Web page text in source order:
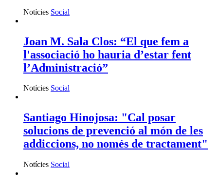
Notícies Social
Joan M. Sala Clos: “El que fem a
l'associació ho hauria d’estar fent
l’Administració”
Notícies Social
Santiago Hinojosa: "Cal posar
solucions de prevenció al món de les
addiccions, no només de tractament"
Notícies Social